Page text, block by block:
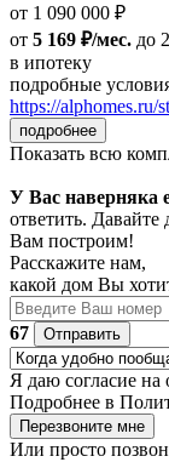
от 1 090 000 ₽
от 5 169 ₽/мес. до
в ипотеку
подробные
https://alphomes.ru/
подробнее
Показать всю
У Вас наверняка
ответить.
Вам построим!
Расскажите нам,
какой дом Вы
67
Отправить
Я даю согласие на
Подробнее в
Перезвоните мне
Или просто